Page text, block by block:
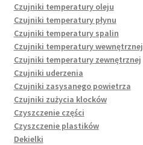
Czujniki temperatury oleju
Czujniki temperatury płynu
Czujniki temperatury spalin
Czujniki temperatury wewnętrznej
Czujniki temperatury zewnętrznej
Czujniki uderzenia
Czujniki zasysanego powietrza
Czujniki zużycia klocków
Czyszczenie części
Czyszczenie plastików
Dekielki